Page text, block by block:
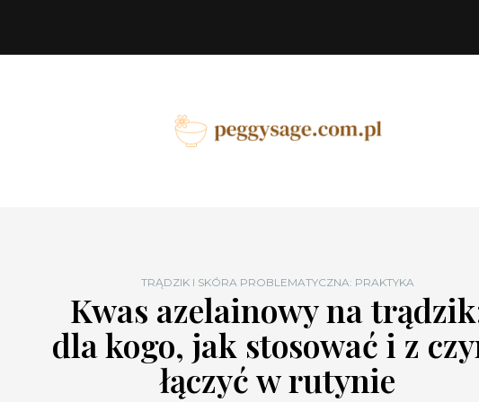
TRĄDZIK I SKÓRA PROBLEMATYCZNA: PRAKTYKA
Kwas azelainowy na
dla kogo, jak stosować i z
łączyć w rutynie